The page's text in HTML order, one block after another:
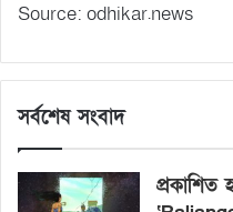
Source: odhikar.news
সর্বশেষ সংবাদ
প্রকাশিত